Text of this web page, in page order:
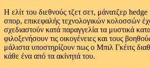
Η ελίτ του διεθνούς τζετ σετ, μάνατζερ
σπορ, επικεφαλής τεχνολογικών κολοσσών
σχεδιαστούν κατά παραγγελία τα μυστικά
φιλοξενήσουν τις οικογένειες και τους
μάλιστα υποστηρίζουν πως ο Μπιλ Γκέιτς
κάθε ένα από τα ακίνητά του.